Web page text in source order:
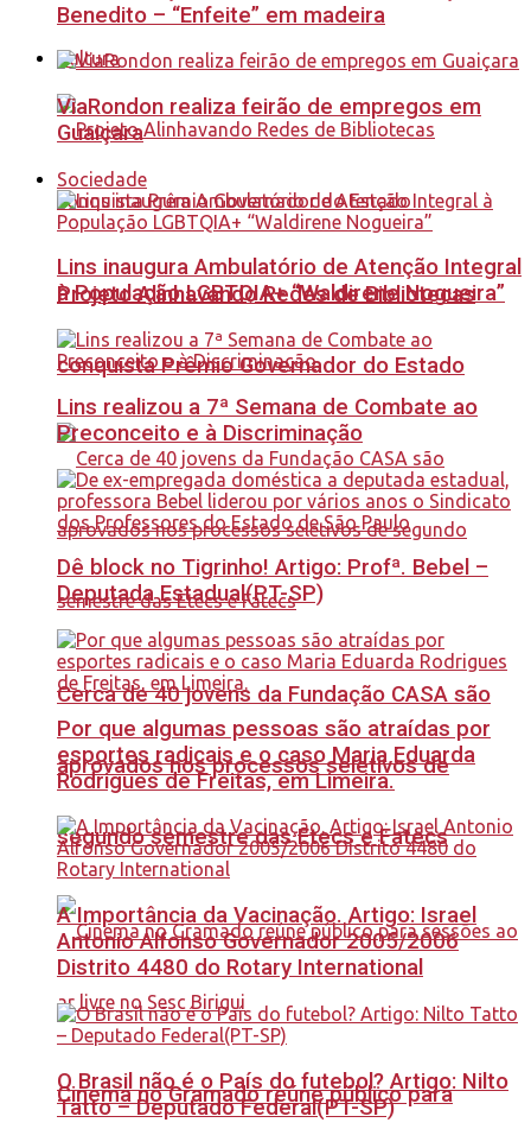
Cultura
Projeto Alinhavando Redes de Bibliotecas
conquista Prêmio Governador do Estado
Cerca de 40 jovens da Fundação CASA são
aprovados nos processos seletivos de
segundo semestre das Etecs e Fatecs
Cinema no Gramado reúne público para
Benedito – “Enfeite” em madeira
ViaRondon realiza feirão de empregos em
Guaiçara
Sociedade
Lins inaugura Ambulatório de Atenção Integral
à População LGBTQIA+ “Waldirene Nogueira”
Lins realizou a 7ª Semana de Combate ao
Preconceito e à Discriminação
Dê block no Tigrinho! Artigo: Profª. Bebel –
Deputada Estadual(PT-SP)
Por que algumas pessoas são atraídas por
esportes radicais e o caso Maria Eduarda
Rodrigues de Freitas, em Limeira.
A Importância da Vacinação. Artigo: Israel
Antonio Alfonso Governador 2005/2006
Distrito 4480 do Rotary International
O Brasil não é o País do futebol? Artigo: Nilto
Tatto – Deputado Federal(PT-SP)